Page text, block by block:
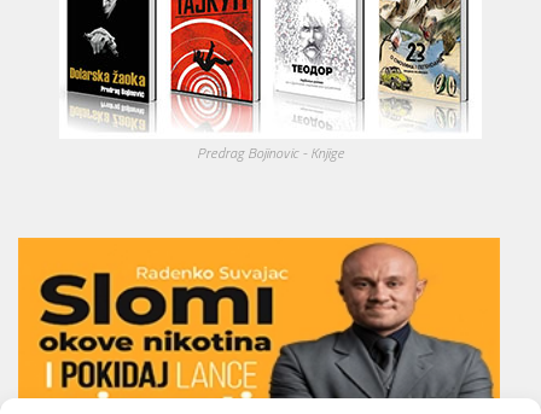
Predrag Bojinovic - Knjige